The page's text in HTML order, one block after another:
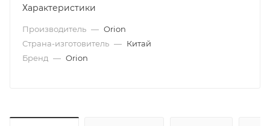
Характеристики
Производитель — Orion
Страна-изготовитель — Китай
Бренд — Orion